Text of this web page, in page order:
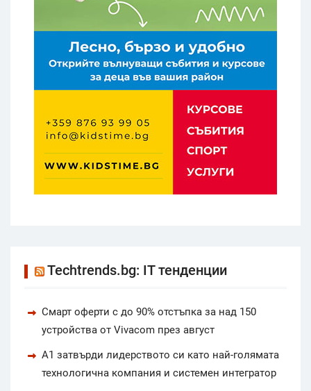
Techtrends.bg: IT тенденции
Смарт оферти с до 90% отстъпка за над 150
устройства от Vivacom през август
А1 затвърди лидерството си като най-голямата
технологична компания и системен интегратор